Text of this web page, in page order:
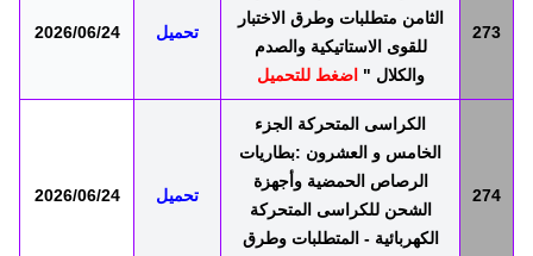
273
الثامن متطلبات وطرق الاختبار
للقوى الاستاتيكية والصدم
والكلال " اضغط للتحميل
تحميل 2026/06/24
274
الكراسى المتحركة الجزء
الخامس و العشرون :بطاريات
الرصاص الحمضية وأجهزة
الشحن للكراسى المتحركة
الكهربائية - المتطلبات وطرق
تحميل 2026/06/24